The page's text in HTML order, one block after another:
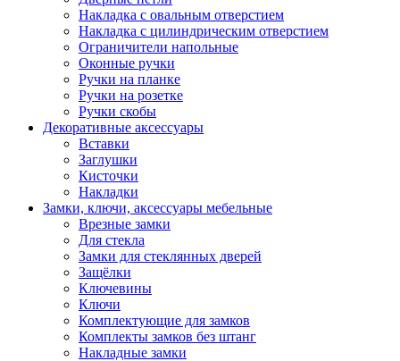
Накладка с овальным отверстием
Накладка с цилиндрическим отверстием
Ограничители напольные
Оконные ручки
Ручки на планке
Ручки на розетке
Ручки скобы
Декоративные аксессуары
Вставки
Заглушки
Кисточки
Накладки
Замки, ключи, аксессуары мебельные
Врезные замки
Для стекла
Замки для стеклянных дверей
Защёлки
Ключевины
Ключи
Комплектующие для замков
Комплекты замков без штанг
Накладные замки